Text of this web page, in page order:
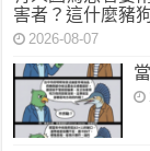
害者？這什麼豬
2026-08-07